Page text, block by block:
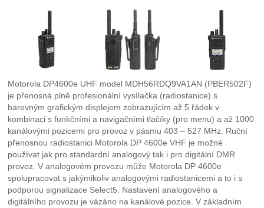
Fotografie
Motorola DP4600e UHF model MDH56RDQ9VA1AN (PBER502F)
je přenosná plně profesionální vysílačka (radiostanice) s
barevným grafickým displejem zobrazujícím až 5 řádek v
kombinaci s funkčními a navigačními tlačíky (pro menu) a až 1000
kanálovými pozicemi pro provoz v pásmu 403 – 527 MHz. Ruční
přenosnou radiostanici Motorola DP 4600e VHF je možné
používat jak pro standardní analogový tak i pro digitální DMR
provoz. V analogovém provozu může Motorola DP 4600e
spolupracovat s jakýmikoliv analogovými radiostanicemi a to i s
podporou signalizace Select5. Nastavení analogového a
digitálního provozu je vázáno na kanálové pozice. V základním